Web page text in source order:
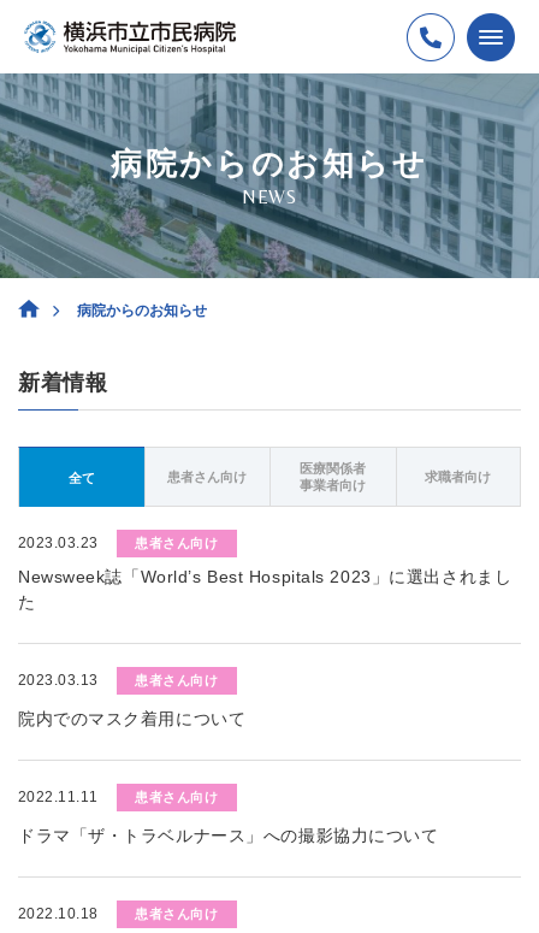
病院からのお知らせ
NEWS
病院からのお知らせ
新着情報
全て 患者さん向け
医療関係者
事業者向け
求職者向け
2023.03.23 患者さん向け
Newsweek誌「World’s Best Hospitals 2023」に選出されまし
た
2023.03.13 患者さん向け
院内でのマスク着用について
2022.11.11 患者さん向け
ドラマ「ザ・トラベルナース」への撮影協力について
2022.10.18 患者さん向け